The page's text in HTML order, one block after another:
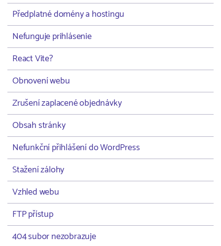
Předplatné domény a hostingu
Nefunguje prihlásenie
React Vite?
Obnovení webu
Zrušení zaplacené objednávky
Obsah stránky
Nefunkční přihlášení do WordPress
Stažení zálohy
Vzhled webu
FTP přístup
404 subor nezobrazuje